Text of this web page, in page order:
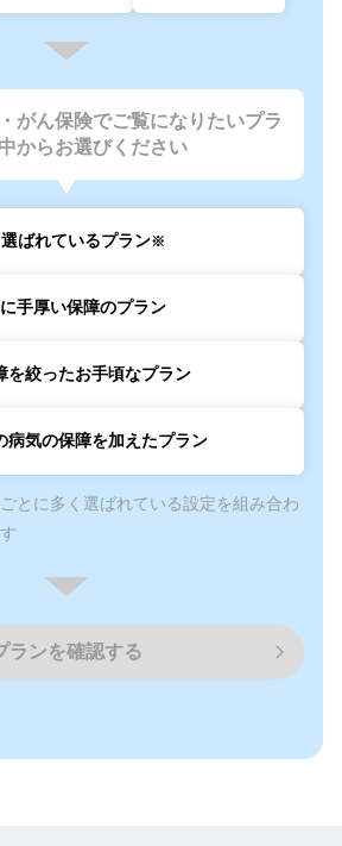
がん保険でご覧になりたいプラ
からお選びください
ばれているプラン※
手厚い保障のプラン
を絞ったお手頃なプラン
病気の保障を加えたプラン
とに多く選ばれている設定を組み合わ
ランを確認する